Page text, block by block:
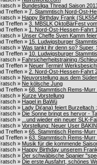
» Bundesliga Thread Saison
Treffen » 7. Stammtisch Nord-Ost-
» Happy Birthday Frank
Treffen » 3. MBSLK OktoBärFest
Treffen » 1. Nord-Ost-Hessen-Fahrt
» Unser Cheffe Sven Kamm
Treffen » 15. Ludwigsburger
» Was tankt ihr denn so? Super,
Treffen » 10. Ludwigsburger
» Fahrsicherheitstraining /
Treffen » Neuer Termin!
Treffen » 2. Nord-Ost-Hessen-Fahrt
» Neuvorstellung aus dem Süden
» Ne kölsche Jung
Treffen » 68. Stammtisch Rems-
» Kurze Vorstellung
» Hagel in BaWü
» Lady Di(ana) feiert Burzeltach
» Die Sonne bringt es hervor -
»
...und wieder ein neuer SLK-
» Vorstellung: Neuer User
Treffen » 65. Stammtisch Rems-
Treffen » 63. Stammtisch Rems-
» Musik für die kommende
» Happy Birthday unserem
» Der schwäbische Spanier
» Die erste Ausfahrt, schönes